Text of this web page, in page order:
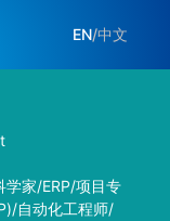
EN/中文
家/ERP/项目专
自动化工程师/